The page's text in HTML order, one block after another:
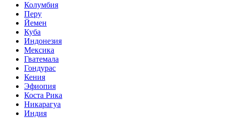
Колумбия
Перу
Йемен
Куба
Индонезия
Мексика
Гватемала
Гондурас
Кения
Эфиопия
Коста Рика
Никарагуа
Индия